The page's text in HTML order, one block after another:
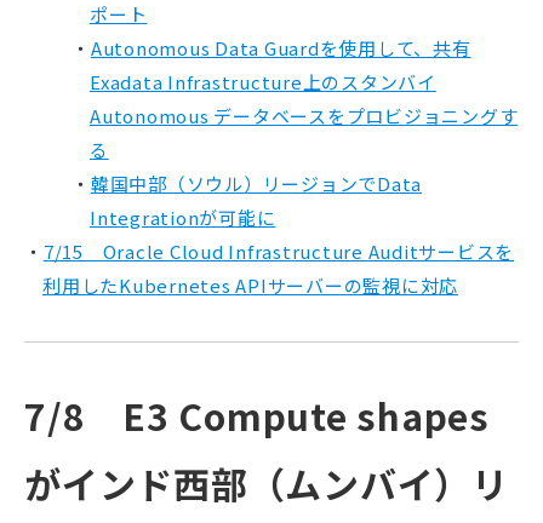
ポート
Autonomous Data Guardを使用して、共有
Exadata Infrastructure上のスタンバイ
Autonomous データベースをプロビジョニングす
る
韓国中部（ソウル）リージョンでData
Integrationが可能に
7/15 Oracle Cloud Infrastructure Auditサービスを
利用したKubernetes APIサーバーの監視に対応
7/8 E3 Compute shapes
がインド西部（ムンバイ）リ